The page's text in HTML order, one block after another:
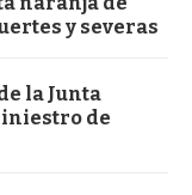
y severas
la Junta
de